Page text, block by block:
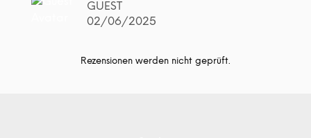
GUEST
02/06/2025
Rezensionen werden nicht geprüft.